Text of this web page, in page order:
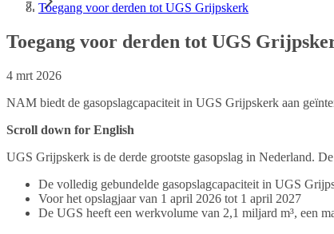
Toegang voor derden tot UGS Grijpskerk
Toegang voor derden tot UGS
4 mrt 2026
NAM biedt de gasopslagcapaciteit in UGS Grijpskerk aan
Scroll down for English
UGS Grijpskerk is de derde grootste gasopslag in Nederland.
De volledig gebundelde gasopslagcapaciteit in UGS
Voor het opslagjaar van 1 april 2026 tot 1 april 2027
De UGS heeft een werkvolume van 2,1 miljard m³, een